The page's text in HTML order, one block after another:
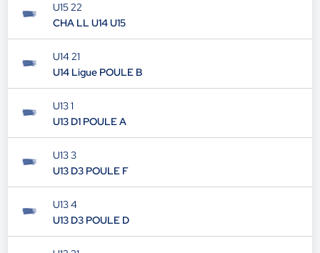
U15 22
CHA LL U14 U15
U14 21
U14 Ligue POULE B
U13 1
U13 D1 POULE A
U13 3
U13 D3 POULE F
U13 4
U13 D3 POULE D